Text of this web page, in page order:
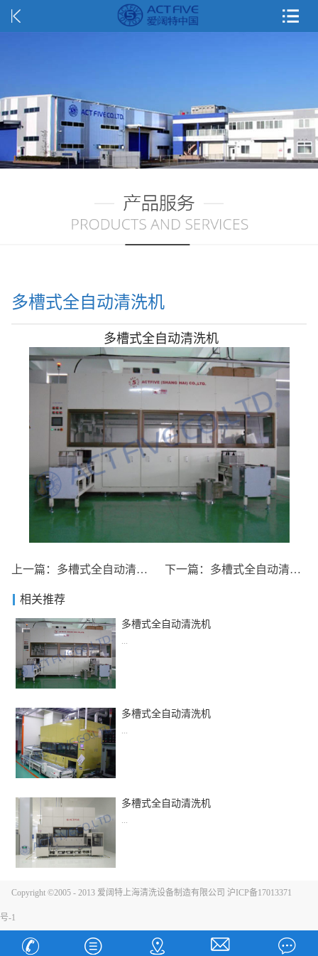
多槽式全自动清洗机
多槽式全自动清洗机
上一篇： 多槽式全自动清洗机 下一篇： 多槽式全自动清洗机
相关推荐
多槽式全自动清洗机
...
多槽式全自动清洗机
...
多槽式全自动清洗机
Copyright ©2005 - 2013 爱阔特上海清洗设备制造有限公司 沪ICP备17013371
号-1